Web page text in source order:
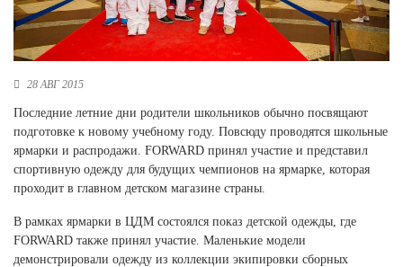
Республика Татарстан (2)
Ростовская область (2)
Самарская область (1)
Санкт-Петербург и ЛО (3)
Свердловская область (5)
Северная Осетия (2)
Смоленская область (1)
Ставропольский край (5)
Тульская область (1)
Тюменская область (3)
28 АВГ 2015
Последние летние дни родители школьников обычно посвящают
подготовке к новому учебному году. Повсюду проводятся школьные
ярмарки и распродажи. FORWARD принял участие и представил
спортивную одежду для будущих чемпионов на ярмарке, которая
проходит в главном детском магазине страны.
В рамках ярмарки в ЦДМ состоялся показ детской одежды, где
FORWARD также принял участие. Маленькие модели
демонстрировали одежду из коллекции экипировки сборных